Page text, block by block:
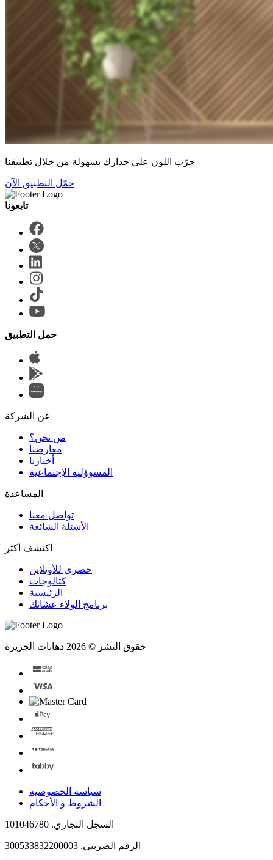
جرّب اللون على جدارك بسهولة من خلال تطبيقنا
حمّل التطبيق الآن
حمل التطبيق
عن الشركة
من نحن؟
المسوؤلية الإجتماعية
تواصل معنا
الأسئلة الشائعة
اكتشف أكثر
حصري للأونلاين
الرئيسية
برنامج الولاء عشانك
حقوق النشر © 2026 دهانات الجزيرة
سياسة الخصوصية
الشروط و الأحكام
السجل التجاري. 101046780
الرقم الضريبي. 300533832200003